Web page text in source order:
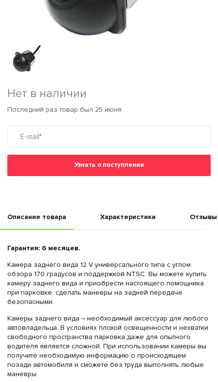
Нет в наличии
Последний раз товар был 25 июня
Узнать о поступлении
Описание товара Характеристики Отзывы
Гарантия: 6 месяцев.
Камера заднего вида 12 V универсального типа с углом
обзора 170 градусов и поддержкой NTSC. Вы можете купить
камеру заднего вида и приобрести настоящего помощника
при парковке, сделать маневры на задней передаче
безопасными.
Камеры заднего вида – необходимый аксессуар для любого
автовладельца. В условиях плохой освещенности и нехватки
свободного пространства парковка даже для опытного
водителя является сложной. При использовании камеры вы
получите необходимую информацию о происходящем
позади автомобиля и сможете без труда выполнять любые
маневры.